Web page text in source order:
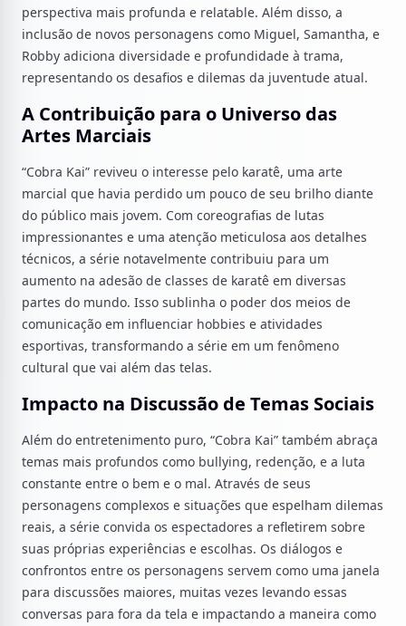
perspectiva mais profunda e relatable. Além disso, a
inclusão de novos personagens como Miguel, Samantha, e
Robby adiciona diversidade e profundidade à trama,
representando os desafios e dilemas da juventude atual.
A Contribuição para o Universo das
Artes Marciais
“Cobra Kai” reviveu o interesse pelo karatê, uma arte
marcial que havia perdido um pouco de seu brilho diante
do público mais jovem. Com coreografias de lutas
impressionantes e uma atenção meticulosa aos detalhes
técnicos, a série notavelmente contribuiu para um
aumento na adesão de classes de karatê em diversas
partes do mundo. Isso sublinha o poder dos meios de
comunicação em influenciar hobbies e atividades
esportivas, transformando a série em um fenômeno
cultural que vai além das telas.
Impacto na Discussão de Temas Sociais
Além do entretenimento puro, “Cobra Kai” também abraça
temas mais profundos como bullying, redenção, e a luta
constante entre o bem e o mal. Através de seus
personagens complexos e situações que espelham dilemas
reais, a série convida os espectadores a refletirem sobre
suas próprias experiências e escolhas. Os diálogos e
confrontos entre os personagens servem como uma janela
para discussões maiores, muitas vezes levando essas
conversas para fora da tela e impactando a maneira como